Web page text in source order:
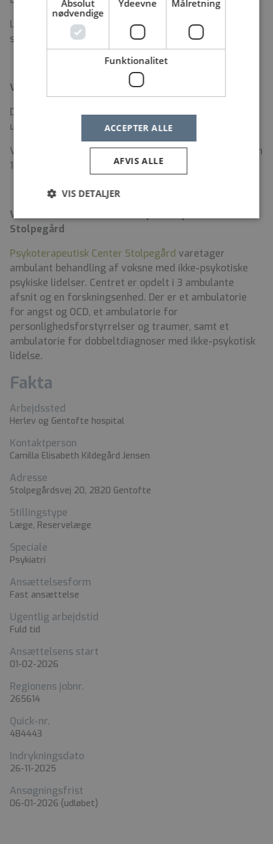
Læs og hør mere om Region Hovedstadens Psykiatri
som arbejdsplads på
job-i-psykiatrien
Vi glæder os til at høre fra dig
Du bedes sende en motiveret ansøgning, CV og
uddannelsesbevis via linketsenest 6. januar 2026.
Vi forventer at holde ansættelsessamtaler onsdag den
14. januar 2026.
Velkommen indenfor hos Psykoterapeutisk Center
Stolpegård
Psykoterapeutisk Center Stolpegård varetager
ambulant behandling af voksne med ikke-psykotiske
psykiske lidelser. Centret er opdelt i 3 ambulante
afsnit og en forskningsenhed. Der er et ambulatorie
for angst og OCD, et ambulatorie for
personlighedsforstyrrelser og traumer, samt et
ambulatorie for dobbeltdiagnoser med ikke-psykotisk
lidelse.
Fakta
Arbejdssted
Herlev og Gentofte hospital
Kontaktperson
Camilla Elisabeth Kildegård Jensen
Adresse
Stolpegårdsvej 20, 2820 Gentofte
Stillingstype
Læge, Reservelæge
Speciale
Psykiatri
Ansættelsesform
Fast ansættelse
Ugentlig arbejdstid
Fuld tid
Ansættelsens start
01-02-2026
Regionens jobnr.
265614
Quick-nr.
484443
Indrykningsdato
26-11-2025
Ansøgningsfrist
06-01-2026 (udløbet)
Absolut
nødvendige
Ydeevne Målretning
Funktionalitet
ACCEPTER ALLE
AFVIS ALLE
VIS DETALJER